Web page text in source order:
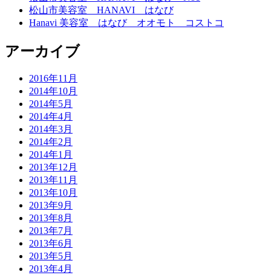
松山市美容室 HANAVI はなび
Hanavi 美容室 はなび オオモト コストコ
アーカイブ
2016年11月
2014年10月
2014年5月
2014年4月
2014年3月
2014年2月
2014年1月
2013年12月
2013年11月
2013年10月
2013年9月
2013年8月
2013年7月
2013年6月
2013年5月
2013年4月